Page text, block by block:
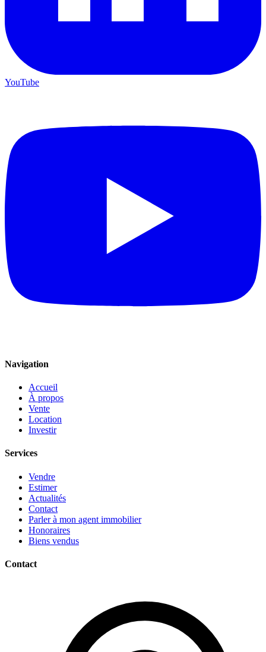
YouTube
Navigation
Accueil
À propos
Vente
Location
Investir
Services
Vendre
Estimer
Actualités
Contact
Parler à mon agent immobilier
Honoraires
Biens vendus
Contact